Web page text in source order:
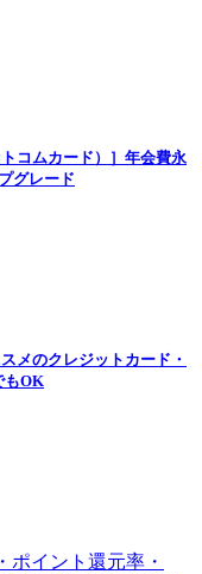
コムカード）］年会費永
グレード
メのクレジットカード・
もOK
ポイント還元率・